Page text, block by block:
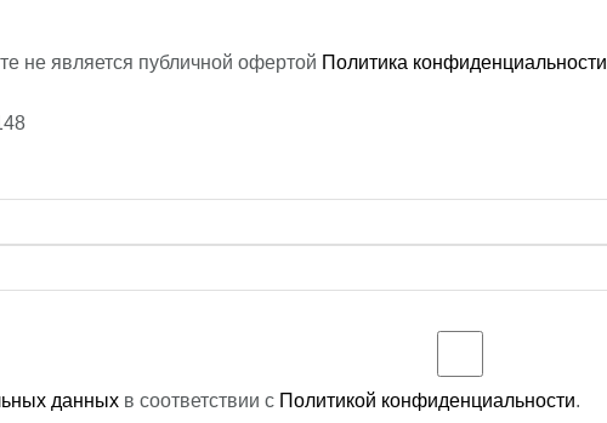
не является публичной офертой Политика конфиденциальности
данных в соответствии с Политикой конфиденциальности.